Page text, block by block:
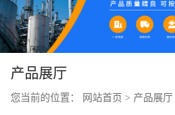
首
页
公
产品展厅
您当前的位置： 网站首页 > 产品展厅